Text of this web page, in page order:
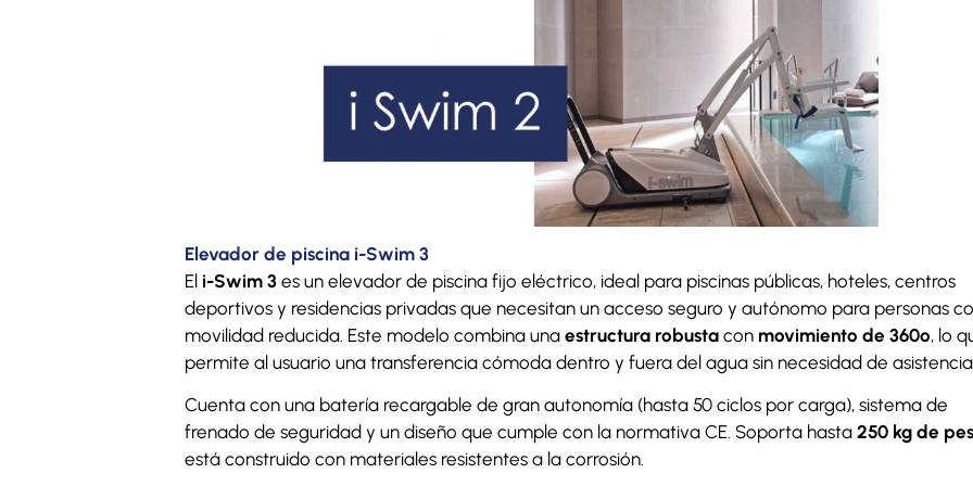
Elevador de piscina i-Swim 3
El i-Swim 3es un elevador de piscina fijo eléctrico, ideal para piscinas públicas, hoteles, centros
deportivos y residencias privadas que necesitan un acceso seguro y autónomo para personas
movilidad reducida. Este modelo combina una estructura robustacon movimiento de 360º, lo
permite al usuario una transferencia cómoda dentro y fuera del agua sin necesidad de
Cuenta con una batería recargable de gran autonomía (hasta 50 ciclos por carga), sistema de
frenado de seguridad y un diseño que cumple con la normativa CE. Soporta hasta 250 kg de
está construido con materiales resistentes a la corrosión.